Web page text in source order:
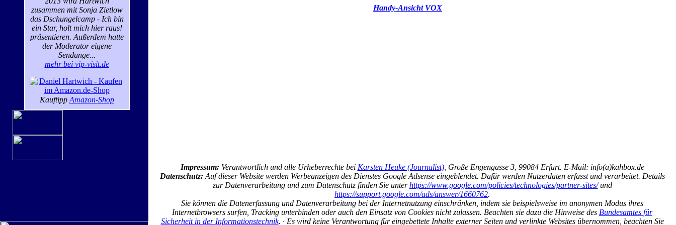
zusammen mit Sonja Zietlow
das Dschungelcamp - Ich bin
ein Star, holt mich hier raus!
präsentieren. Außerdem hatte
der Moderator eigene
Sendunge...
mehr bei vip-visit.de
Kauftipp Amazon-Shop
Handy-Ansicht VOX
Impressum:Verantwortlich und alle Urheberrechte bei Karsten Heuke (Journalist), Große Engengasse 3, 99084 Erfurt. E-Mail: info(a)kahbox.de
Datenschutz:Auf dieser Website werden Werbeanzeigen des Dienstes Google Adsense eingeblendet. Dafür werden Nutzerdaten erfasst und verarbeitet. Details
zur Datenverarbeitung und zum Datenschutz finden Sie unterhttps://www.google.com/policies/technologies/partner-sites/und
https://support.google.com/ads/answer/1660762.
Sie können die Datenerfassung und Datenverarbeitung bei der Internetnutzung einschränken, indem sie beispielsweise im anonymen Modus ihres
Internetbrowsers surfen, Tracking unterbinden oder auch den Einsatz von Cookies nicht zulassen. Beachten sie dazu die Hinweise des Bundesamtes für
Sicherheit in der Informationstechnik. · Es wird keine Verantwortung für eingebettete Inhalte externer Seiten und verlinkte Websites übernommen, beachten Sie